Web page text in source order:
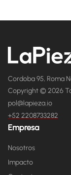
Cordoba 95, Roma
Copyright © 2026
pol@lapieza.io
+52 2208733282
Empresa
Nosotros
Impacto